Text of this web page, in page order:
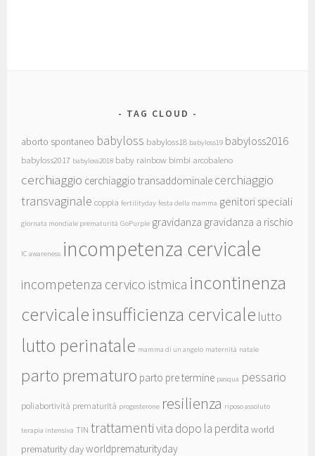
TAG CLOUD
aborto spontaneo babyloss babyloss18 babyloss19 babyloss2016
babyloss2017 babyloss2018 baby rainbow bimbi arcobaleno
cerchiaggio cerchiaggio transaddominale cerchiaggio
transvaginale coppia fertilityday festa della mamma genitori speciali
giornata mondiale prematurità GoPurple gravidanza gravidanza a rischio
IC awareness incompetenza cervicale
incompetenza cervico istmica incontinenza
cervicaleinsufficienza cervicale lutto
lutto perinatale mamma di un angelo maternità natale
parto prematuro parto pre termine pasqua pessario
poliabortività prematurità progesterone resilienza riposo assoluto
terapia intensiva TIN trattamentivita dopo la perdita world
prematurity dayworldprematurityday